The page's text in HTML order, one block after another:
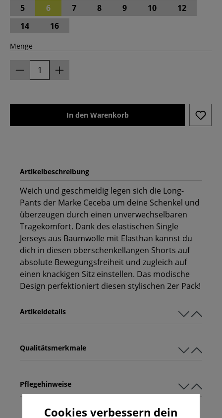
5 6 7 8 9 10
12
14
16
Menge
In den Warenkorb
Artikelbeschreibung
Weich und geschmeidig legen sich die Long-
Pants der Marke Ceceba um deine Schenkel und
überzeugen durch einen unverwechselbaren
Tragekomfort. Dank des elastischen Single
Jerseys aus Baumwolle mit Elasthan kannst du
dich in diesen oberschenkellangen Shorts auf
absolute Bewegungsfreiheit und zugleich auf
einen knackigen Sitz einstellen. Das modische
Design perfektioniert diesen stylischen 2er Pack!
Qualitätsmerkmale
Artikeldetails
Pflegehinweise
Cookies verbessern dein